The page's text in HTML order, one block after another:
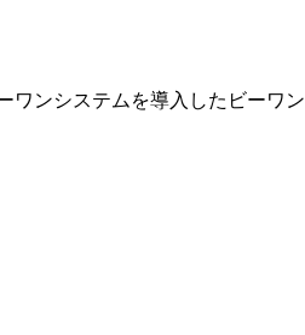
ンシステムを導入したビーワ